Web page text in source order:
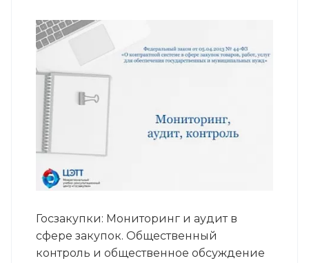
Госзакупки: Мониторинг и аудит в
сфере закупок. Общественный
контроль и общественное обсуждение